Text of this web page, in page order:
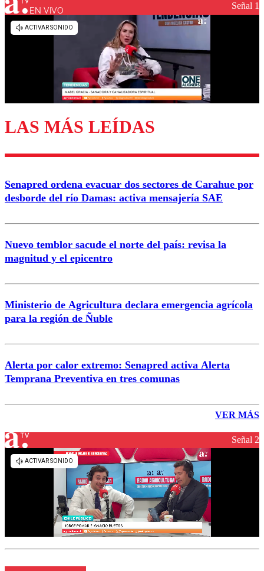
Los comentarios son moderados para garantizar un
diálogo respetuoso.
Enviar comentario
EN VIVO Señal 1
LAS MÁS LEÍDAS
Senapred ordena evacuar dos sectores de Carahue por
desborde del río Damas: activa mensajería SAE
Nuevo temblor sacude el norte del país: revisa la
magnitud y el epicentro
Ministerio de Agricultura declara emergencia agrícola
para la región de Ñuble
Alerta por calor extremo: Senapred activa Alerta
Temprana Preventiva en tres comunas
VER MÁS
Señal 2